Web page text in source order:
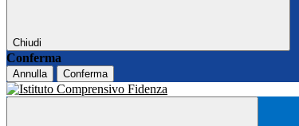
Chiudi
Conferma
Annulla Conferma